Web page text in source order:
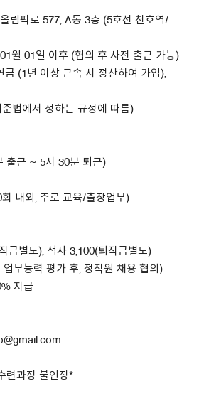
림픽로 577, A동 3층 (5호선 천호역/
월 01일 이후 (협의 후 사전 출근 가능)
금 (1년 이상 근속 시 정산하여 가입),
법에서 정하는 규정에 따름)
출근 ~ 5시 30분 퇴근)
내외, 주로 교육/출장업무)
금별도), 석사 3,100(퇴직금별도)
무능력 평가 후, 정직원 채용 협의)
지급
련과정 불인정*